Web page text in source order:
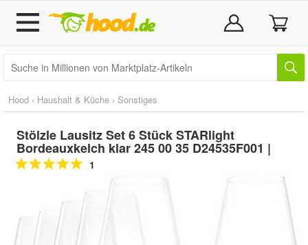
Hood › Haushalt & Küche › Sonstiges
Stölzle Lausitz Set 6 Stück STARlight
Bordeauxkelch klar 245 00 35 D24535F001 |
1